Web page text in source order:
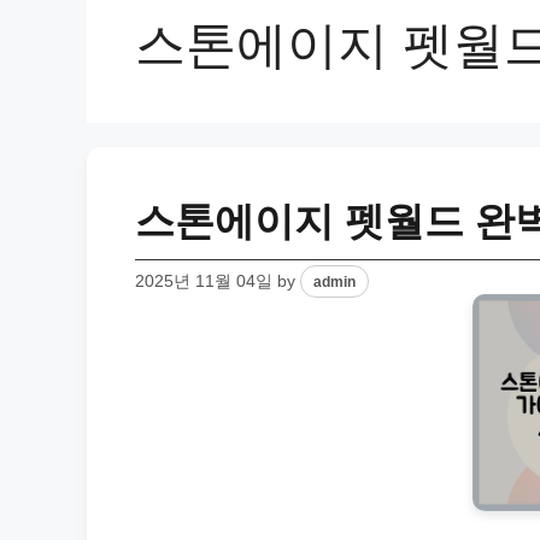
스톤에이지 펫월
스톤에이지 펫월드 완
2025년 11월 04일 by admin